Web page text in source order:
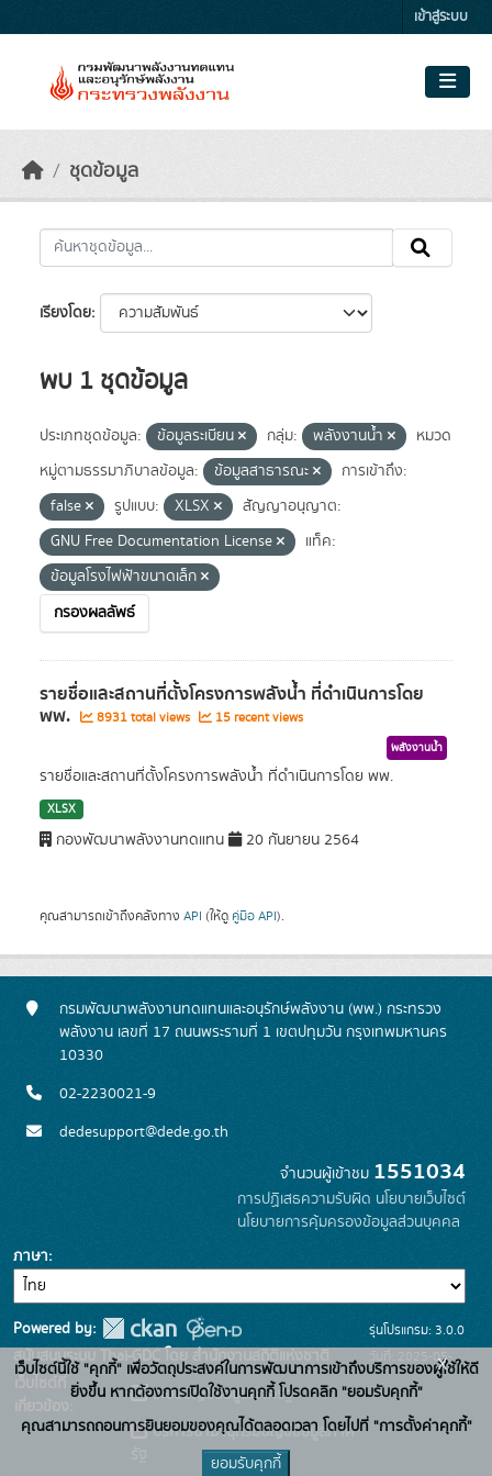
เข้าสู่ระบบ
ชุดข้อมูล
เรียงโดย
พบ 1 ชุดข้อมูล
ประเภทชุดข้อมูล: ข้อมูลระเบียน กลุ่ม: พลังงานน้ำ
หมวด
หมู่ตามธรรมาภิบาลข้อมูล:
ข้อมูลสาธารณะ
การเข้าถึง:
false
รูปแบบ: XLSX
สัญญาอนุญาต:
GNU Free Documentation License
แท็ค:
ข้อมูลโรงไฟฟ้าขนาดเล็ก
กรองผลลัพธ์
รายชื่อและสถานที่ตั้งโครงการพลังน้ำ ที่ดำเนินการโดย
พพ. 8931 total views 15 recent views
พลังงานน้ำ
รายชื่อและสถานที่ตั้งโครงการพลังน้ำ ที่ดำเนินการโดย พพ.
XLSX
กองพัฒนาพลังงานทดแทน 20 กันยายน 2564
คุณสามารถเข้าถึงคลังทาง API (ให้ดู คู่มือ API).
กรมพัฒนาพลังงานทดแทนและอนุรักษ์พลังงาน (พพ.) กระทรวง
พลังงาน เลขที่ 17 ถนนพระรามที่ 1 เขตปทุมวัน กรุงเทพมหานคร
10330
02-2230021-9
dedesupport@dede.go.th
จำนวนผู้เข้าชม 1551034
การปฏิเสธความรับผิด นโยบายเว็บไซต์
นโยบายการคุ้มครองข้อมูลส่วนบุคคล
ภาษา
Powered by:
สนับสนุนระบบ Thai-GDC โดย สำนักงานสถิติแห่งชาติ
เว็บไซต์ที่
เกี่ยวข้อง:
ระบบบัญชีข้อมูลภาครัฐ
บริการนามานุกรมบัญชีข้อมูลภาค
รุ่นโปรแกรม: 3.0.0
วันที่: 2025-05-
19
เว็บไซต์นี้ใช้ "คุกกี้" เพื่อวัตถุประสงค์ในการพัฒนาการเข้าถึงบริการของผู้ใช้ให้ดี
ยิ่งขึ้น หากต้องการเปิดใช้งานคุกกี้ โปรดคลิก "ยอมรับคุกกี้"
คุณสามารถถอนการยินยอมของคุณได้ตลอดเวลา โดยไปที่ "การตั้งค่าคุกกี้"
ยอมรับคุกกี้
x